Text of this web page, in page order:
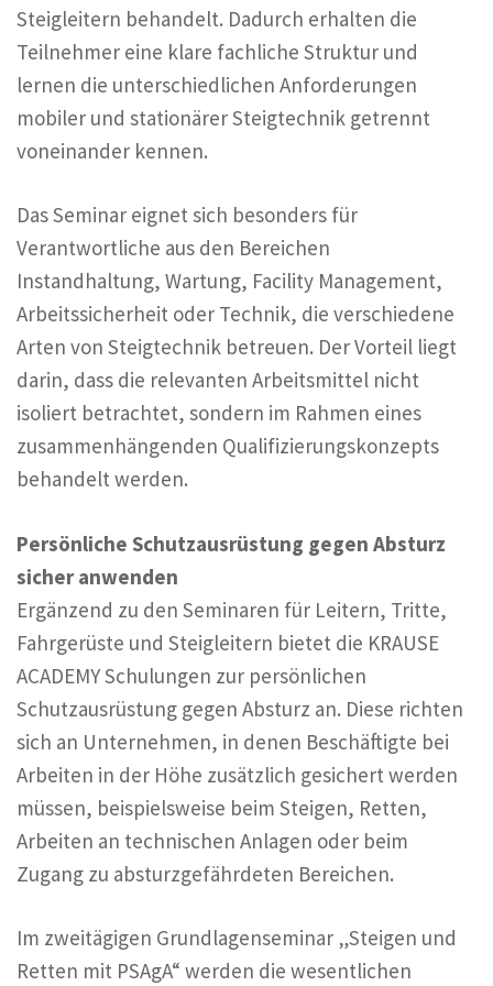
Steigleitern behandelt. Dadurch erhalten die
Teilnehmer eine klare fachliche Struktur und
lernen die unterschiedlichen Anforderungen
mobiler und stationärer Steigtechnik getrennt
voneinander kennen.
Das Seminar eignet sich besonders für
Verantwortliche aus den Bereichen
Instandhaltung, Wartung, Facility Management,
Arbeitssicherheit oder Technik, die verschiedene
Arten von Steigtechnik betreuen. Der Vorteil liegt
darin, dass die relevanten Arbeitsmittel nicht
isoliert betrachtet, sondern im Rahmen eines
zusammenhängenden Qualifizierungskonzepts
behandelt werden.
Persönliche Schutzausrüstung gegen Absturz
sicher anwenden
Ergänzend zu den Seminaren für Leitern, Tritte,
Fahrgerüste und Steigleitern bietet die KRAUSE
ACADEMY Schulungen zur persönlichen
Schutzausrüstung gegen Absturz an. Diese richten
sich an Unternehmen, in denen Beschäftigte bei
Arbeiten in der Höhe zusätzlich gesichert werden
müssen, beispielsweise beim Steigen, Retten,
Arbeiten an technischen Anlagen oder beim
Zugang zu absturzgefährdeten Bereichen.
Im zweitägigen Grundlagenseminar „Steigen und
Retten mit PSAgA“ werden die wesentlichen